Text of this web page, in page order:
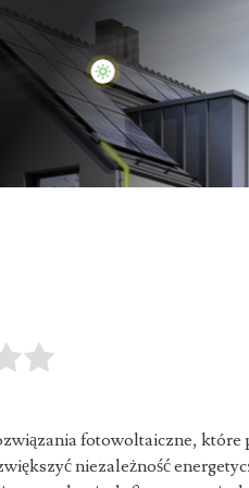
fotowoltaiczne, które
niezależność